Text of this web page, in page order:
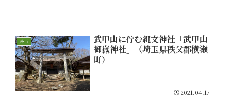
埼玉
武甲山に佇む縄文神社「武甲山
御嶽神社」（埼玉県秩父郡横瀬
町）
2021.04.17